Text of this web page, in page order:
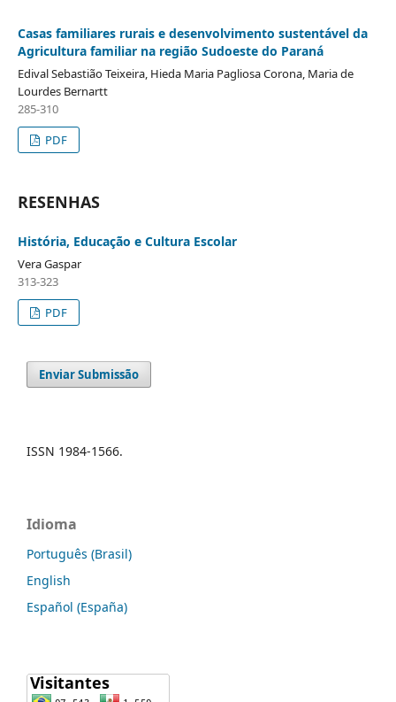
Casas familiares rurais e desenvolvimento sustentável da
Agricultura familiar na região Sudoeste do Paraná
Edival Sebastião Teixeira, Hieda Maria Pagliosa Corona, Maria de
Lourdes Bernartt
285-310
PDF
RESENHAS
História, Educação e Cultura Escolar
Vera Gaspar
313-323
PDF
Enviar Submissão
ISSN 1984-1566.
Idioma
Português (Brasil)
English
Español (España)